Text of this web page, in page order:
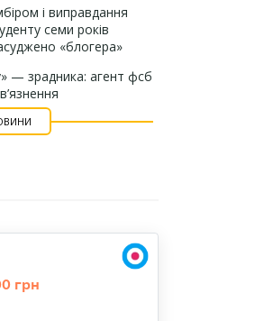
і виправдання
семи років
«блогера»
— зрадника: агент фсб
грн